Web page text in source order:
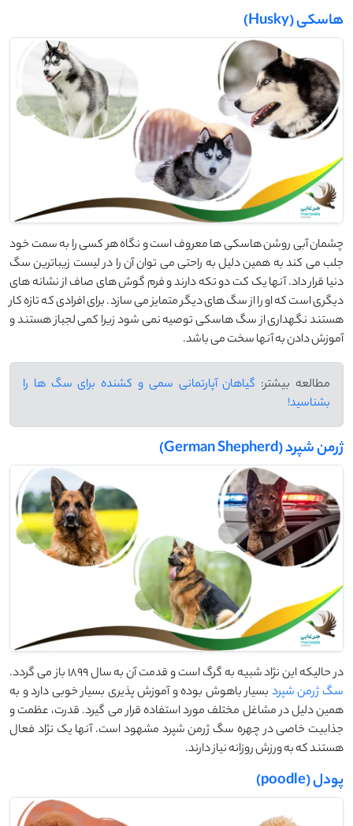
هاسکی (Husky)
چشمان آبی روشن هاسکی ها معروف است و نگاه هر کسی را به سمت خود
جلب می کند به همین دلیل به راحتی می توان آن را در لیست زیباترین سگ
دنیا قرار داد. آنها یک کت دو تکه دارند و فرم گوش های صاف از نشانه های
دیگری است که او را از سگ های دیگر متمایز می سازد. برای افرادی که تازه کار
هستند نگهداری از سگ هاسکی توصیه نمی شود زیرا کمی لجباز هستند و
آموزش دادن به آنها سخت می باشد.
مطالعه بیشتر: گیاهان آپارتمانی سمی و کشنده برای سگ ها را
بشناسید!
ژرمن شپرد (German Shepherd)
در حالیکه این نژاد شبیه به گرگ است و قدمت آن به سال 1899 باز می گردد.
سگ ژرمن شپرد بسیار باهوش بوده و آموزش پذیری بسیار خوبی دارد و به
همین دلیل در مشاغل مختلف مورد استفاده قرار می گیرد. قدرت، عظمت و
جذابیت خاصی در چهره سگ ژرمن شپرد مشهود است. آنها یک نژاد فعال
هستند که به ورزش روزانه نیاز دارند.
پودل (poodle)